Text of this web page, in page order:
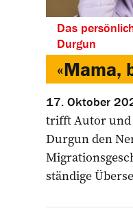
Das
Durgun
«Mama,
17. Oktober
trifft Autor und
Durgun den
ständige